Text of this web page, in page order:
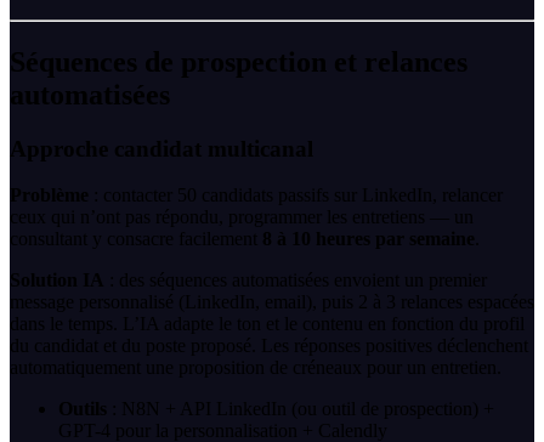
Séquences de prospection et relances
automatisées
Approche candidat multicanal
Problème : contacter 50 candidats passifs sur LinkedIn, relancer
ceux qui n’ont pas répondu, programmer les entretiens — un
consultant y consacre facilement 8 à 10 heures par semaine
Solution IA
: des séquences automatisées envoient un premier
message personnalisé (LinkedIn, email), puis 2 à 3 relances espacées
dans le temps. L’IA adapte le ton et le contenu en fonction du profil
du candidat et du poste proposé. Les réponses positives déclenchent
automatiquement une proposition de créneaux pour un entretien.
Outils : N8N + API LinkedIn (ou outil de prospection) +
GPT-4 pour la personnalisation + Calendly